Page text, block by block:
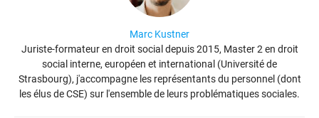
Marc Kustner
Juriste-formateur en droit social depuis 2015, Master 2 en droit
social interne, européen et international (Université de
Strasbourg), j'accompagne les représentants du personnel (dont
les élus de CSE) sur l'ensemble de leurs problématiques sociales.